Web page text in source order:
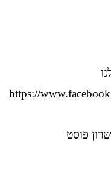
https://
פוסט